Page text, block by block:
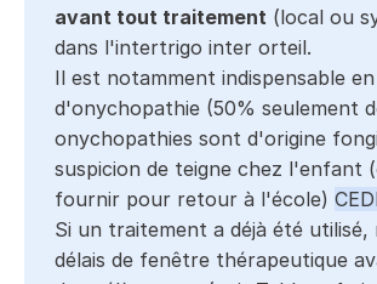
avant tout traitement (local ou
dans l'intertrigo inter orteil.
Il est notamment indispensable
d'onychopathie (50% seulement
onychopathies sont d'origine
suspicion de teigne chez l'enfant
fournir pour retour à l'école)
Si un traitement a déjà été utilisé,
délais de fenêtre thérapeutique